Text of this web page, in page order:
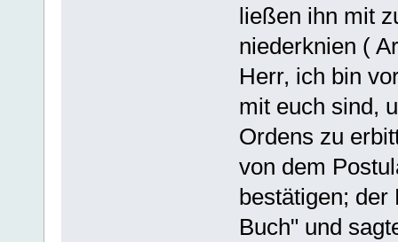
ließen ihn mit
niederknien (
Herr, ich bin
mit euch sind,
Ordens zu
von dem
bestätigen; der
Buch" und